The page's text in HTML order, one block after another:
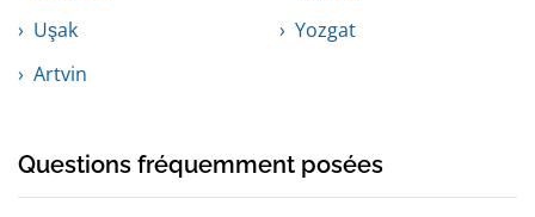
Uşak
Yozgat
Artvin
Questions fréquemment posées